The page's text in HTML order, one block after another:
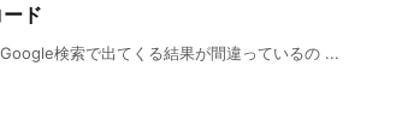
ド
検索で出てくる結果が間違っているの ...